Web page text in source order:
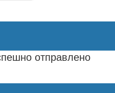
отправлено